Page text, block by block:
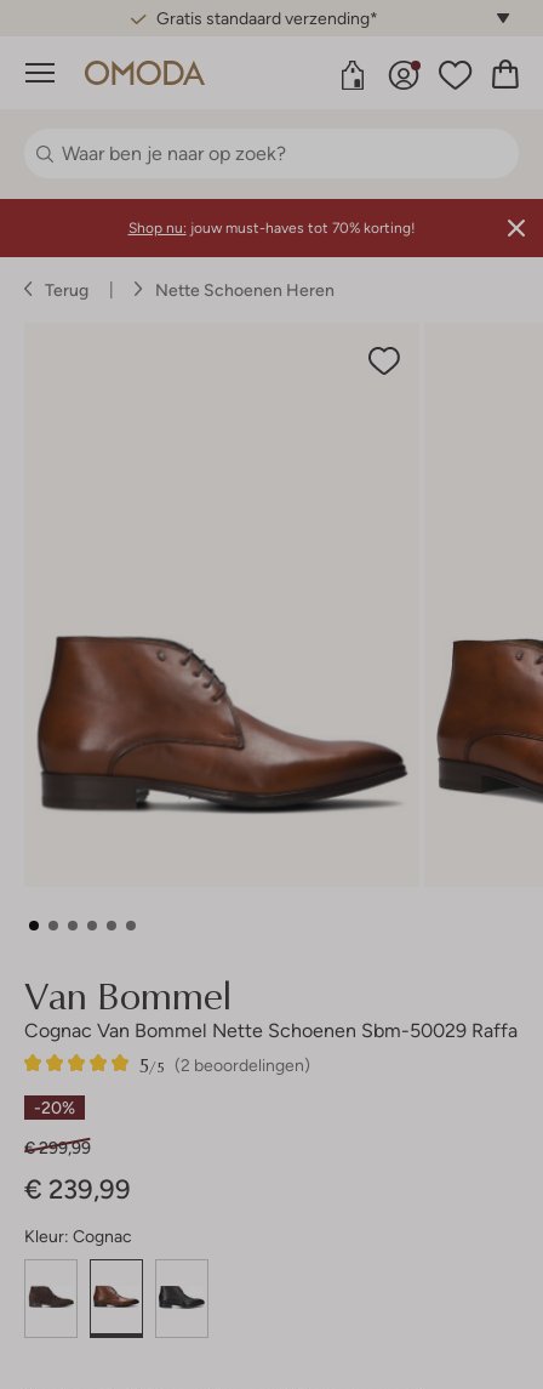
Gratis standaard verzending*
Menu
Shop nu: jouw must-haves tot 70% korting!
Terug Nette Schoenen Heren
Van Bommel
Cognac Van Bommel Nette Schoenen Sbm-50029 Raffa
(2 beoordelingen)
5/5
2
5
Sterren
-20%
€ 299,99
€ 239,99
Kleur: Cognac